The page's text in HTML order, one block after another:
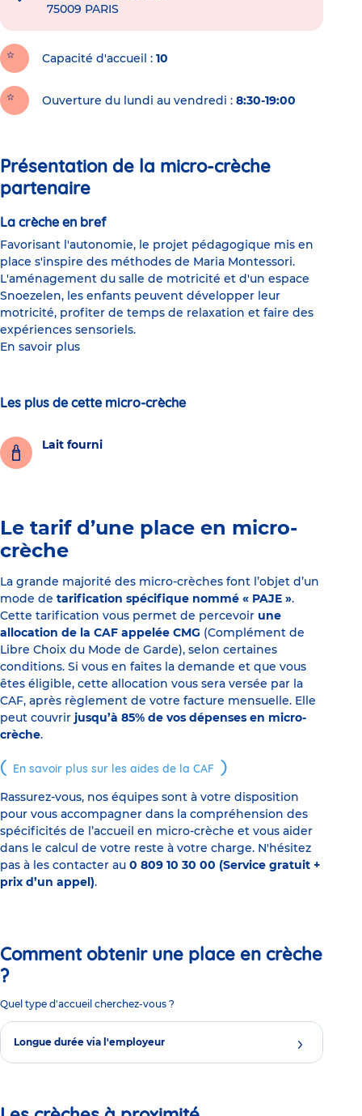
75009 PARIS
Capacité d'accueil 10
Ouverture du lundi au vendredi : 8:30-19:00
Présentation de la micro-crèche
partenaire
La crèche en bref
Favorisant l'autonomie, le projet pédagogique mis en
place s'inspire des méthodes de Maria Montessori.
L'aménagement du salle de motricité et d'un espace
Snoezelen, les enfants peuvent développer leur
motricité, profiter de temps de relaxation et faire des
expériences sensoriels.
En savoir plus
Les plus de cette micro-crèche
Lait fourni
Le tarif d’une place en micro-
crèche
La grande majorité des micro-crèches font l’objet d’un
mode de tarification spécifique nommé « PAJE ».
Cette tarification vous permet de percevoir une
allocation de la CAF appelée CMG (Complément de
Libre Choix du Mode de Garde), selon certaines
conditions. Si vous en faites la demande et que vous
êtes éligible, cette allocation vous sera versée par la
CAF, après règlement de votre facture mensuelle. Elle
peut couvrir jusqu’à 85% de vos dépenses en micro-
crèche.
En savoir plus sur les aides de la CAF
Rassurez-vous, nos équipes sont à votre disposition
pour vous accompagner dans la compréhension des
spécificités de l’accueil en micro-crèche et vous aider
dans le calcul de votre reste à votre charge. N'hésitez
pas à les contacter au 0 809 10 30 00 (Service gratuit +
prix d’un appel).
Comment obtenir une place en crèche
?
Quel type d'accueil cherchez-vous ?
Longue durée via l'employeur